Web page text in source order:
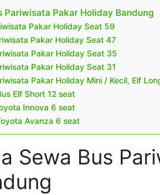
Pariwisata Pakar Holiday Bandung
Pakar Holiday Seat 59
Pakar Holiday Seat 47
Pakar Holiday Seat 35
Pakar Holiday Seat 31
Pakar Holiday Mini / Kecil, Elf
Elf Short 12 seat
Innova 6 seat
Avanza 6 seat
Sewa Bus